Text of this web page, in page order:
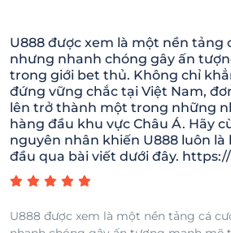
U888 được xem là một nền tảng
nhưng nhanh chóng gây ấn
trong giới bet thủ. Không chỉ
đứng vững chắc tại Việt Nam,
lên trở thành một trong những
hàng đầu khu vực Châu Á. Hãy
nguyên nhân khiến U888 luôn là
đầu qua bài viết dưới đây.
U888 được xem là một nền tảng cá